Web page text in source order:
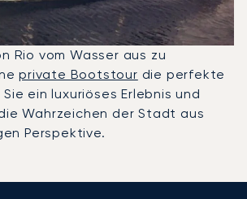
Rio vom Wasser aus zu
private Bootstour die perfekte
ein luxuriöses Erlebnis und
Wahrzeichen der Stadt aus
Perspektive.